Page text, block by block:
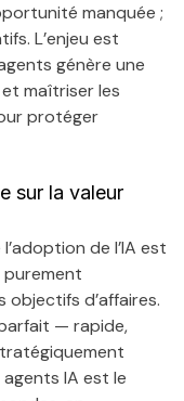
manquée ;
L’enjeu est
génère une
maîtriser les
protéger
sur la valeur
de l’IA est
d’affaires.
— rapide,
IA est le